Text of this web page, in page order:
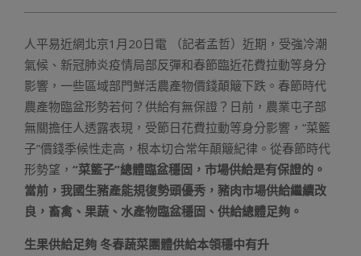
人平易近網北京1月20日電 （記者孟哲）近期，受強冷潮
氣候、新冠肺炎疫情局部反彈和春節臨近花費拉動等身分
影響，一些區域部門鮮活農產物價錢顛簸下跌。春節時代
農產物臨盆形勢若何？供給有無保證？日前，農業屯子部
無關擔任人透露表現，受節日花費拉動等身分影響，“菜籃
子”價錢季候性走高，根本切合常年顛簸紀律。從春節時代
形勢望， “菜籃子”總體臨盆穩固，市場供給是有保證的。
當前，我國生豬產能規復勢頭優秀，豬肉市場供給繼續改
良，畜禽、果蔬、水產物臨盆穩固、供給總體足夠。
生果供給足夠 冬春蔬菜團體供給本領穩中有升